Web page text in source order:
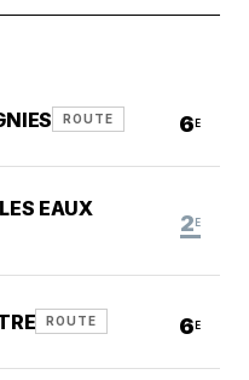
ROUTE 6 E
EAUX
2 E
ROUTE 6 E